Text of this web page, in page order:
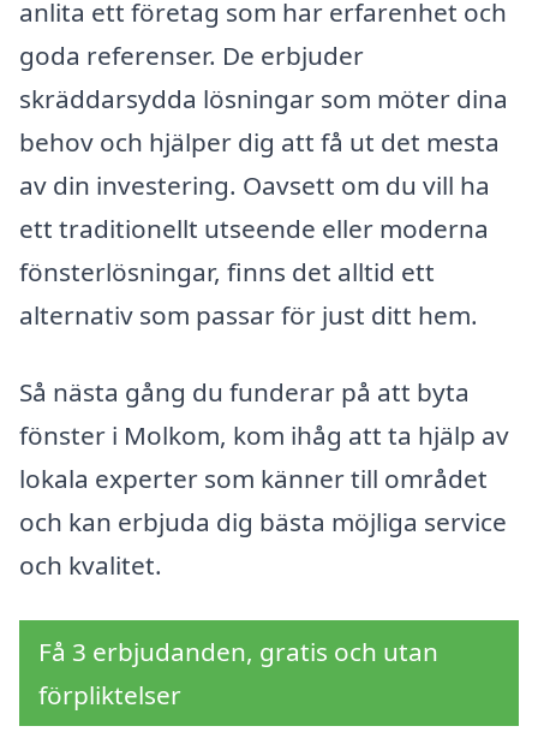
anlita ett företag som har erfarenhet och
goda referenser. De erbjuder
skräddarsydda lösningar som möter dina
behov och hjälper dig att få ut det mesta
av din investering. Oavsett om du vill ha
ett traditionellt utseende eller moderna
fönsterlösningar, finns det alltid ett
alternativ som passar för just ditt hem.
Så nästa gång du funderar på att byta
fönster i Molkom, kom ihåg att ta hjälp av
lokala experter som känner till området
och kan erbjuda dig bästa möjliga service
och kvalitet.
Få 3 erbjudanden, gratis och utan
förpliktelser